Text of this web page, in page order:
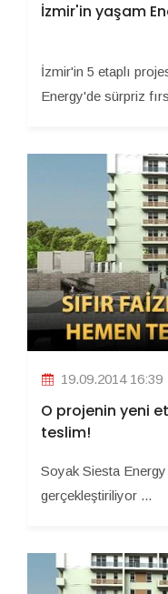
İzmir'in yaşam
İzmir'in 5 etaplı
Energy'de sürpriz
19.09.2014 16:39
O projenin yeni
teslim!
Soyak Siesta
gerçekleştiriliyor ...